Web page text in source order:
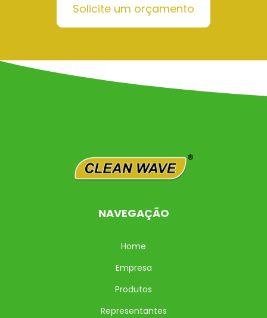
Solicite um orçamento
NAVEGAÇÃO
Home
Empresa
Produtos
Representantes